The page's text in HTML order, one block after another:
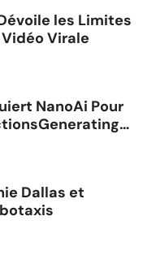
les Limites
Virale
NanoAi Pour
Dallas et